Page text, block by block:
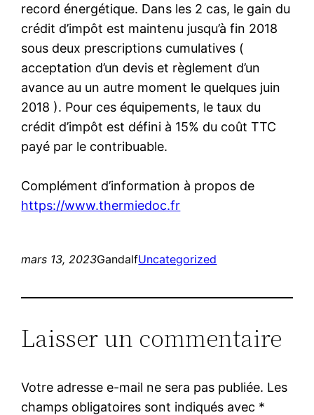
record énergétique. Dans les 2 cas, le gain du
crédit d’impôt est maintenu jusqu’à fin 2018
sous deux prescriptions cumulatives (
acceptation d’un devis et règlement d’un
avance au un autre moment le quelques juin
2018 ). Pour ces équipements, le taux du
crédit d’impôt est défini à 15% du coût TTC
payé par le contribuable.
Complément d’information à propos de
https://www.thermiedoc.fr
mars 13, 2023GandalfUncategorized
Laisser un commentaire
Votre adresse e-mail ne sera pas publiée. Les
champs obligatoires sont indiqués avec *